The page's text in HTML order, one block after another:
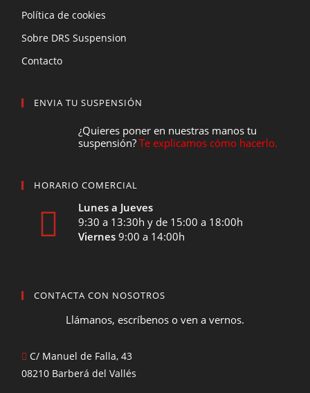
Política de cookies
Sobre DRS Suspension
Contacto
ENVIA TU SUSPENSIÓN
¿Quieres poner en nuestras manos tu
suspensión?Te explicamos cómo hacerlo.
HORARIO COMERCIAL
Lunes a Jueves
9:30 a 13:30h y de 15:00 a 18:00h
Viernes9:00 a 14:00h
CONTACTA CON NOSOTROS
Llámanos, escríbenos o ven a vernos.
C/ Manuel de Falla, 43
08210 Barberá del Vallés